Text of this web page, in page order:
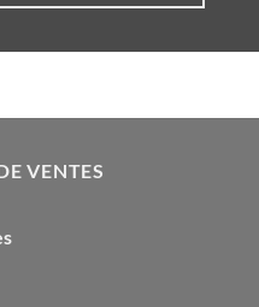
VENTES